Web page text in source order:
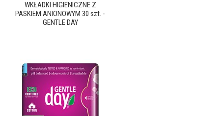
WKŁADKI HIGIENICZNE Z
PASKIEM ANIONOWYM 30 szt. -
GENTLE DAY